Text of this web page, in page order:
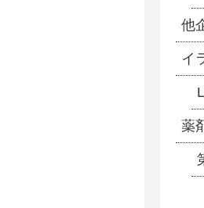
他
イ
薬